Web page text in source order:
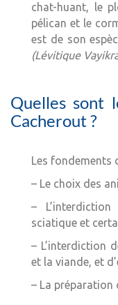
chat-huant, le
pélican et le
est de son
(Lévitique
Quelles sont
Cacherout ?
Les fondements
– Le choix des
–
sciatique et
– L’interdiction
et la viande, et
– La préparation